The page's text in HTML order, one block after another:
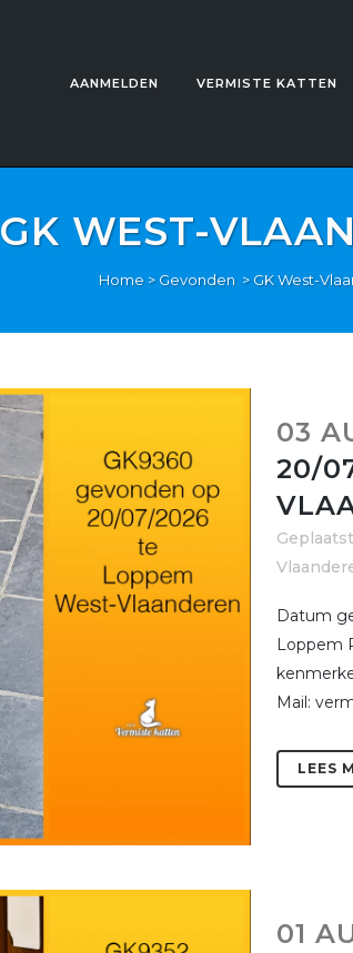
AANMELDEN VERMISTE KATTEN
GK WEST-
Home>Gevonden >GK West-
03
20/
Datum
Loppem
Mail:
LEES
01